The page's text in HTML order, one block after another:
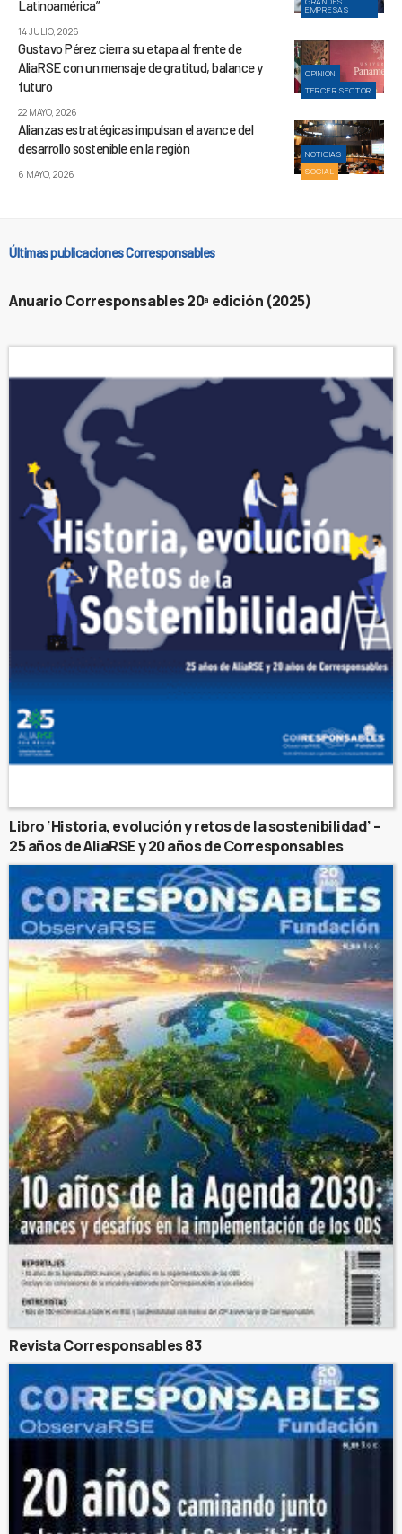
EMPRESAS
Latinoamérica”
14 JULIO, 2026
OPINIÓN
TERCER SECTOR
Gustavo Pérez cierra su etapa al frente de
AliaRSE con un mensaje de gratitud, balance y
futuro
22 MAYO, 2026
NOTICIAS
SOCIAL
Alianzas estratégicas impulsan el avance del
desarrollo sostenible en la región
6 MAYO, 2026
Últimas publicaciones Corresponsables
Anuario Corresponsables 20ª edición (2025)
Libro ‘Historia, evolución y retos de la sostenibilidad’ –
25 años de AliaRSE y 20 años de Corresponsables
Revista Corresponsables 83